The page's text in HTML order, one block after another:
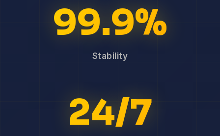
99.9%
Stability
24/7